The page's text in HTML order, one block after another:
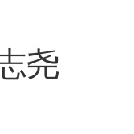
尧